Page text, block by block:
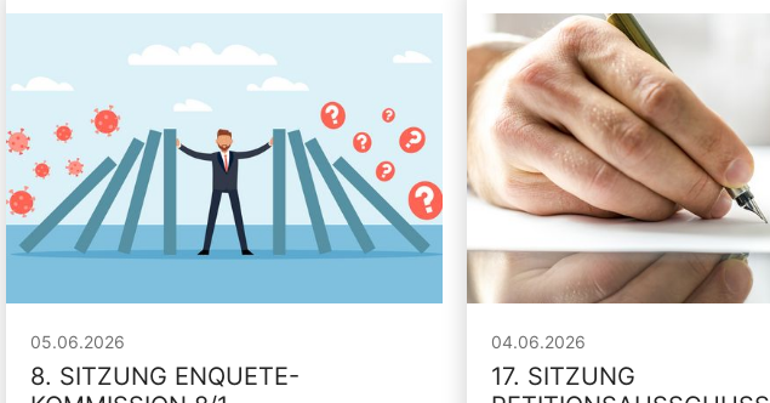
05.06.2026
8. SITZUNG ENQUETE-
04.06.2026
17. SITZUNG